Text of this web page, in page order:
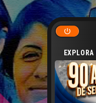
EXPLORA